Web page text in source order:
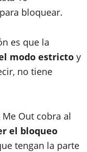
bloquear.
es que la
modo estricto y
no tiene
Out cobra al
el bloqueo
tengan la parte